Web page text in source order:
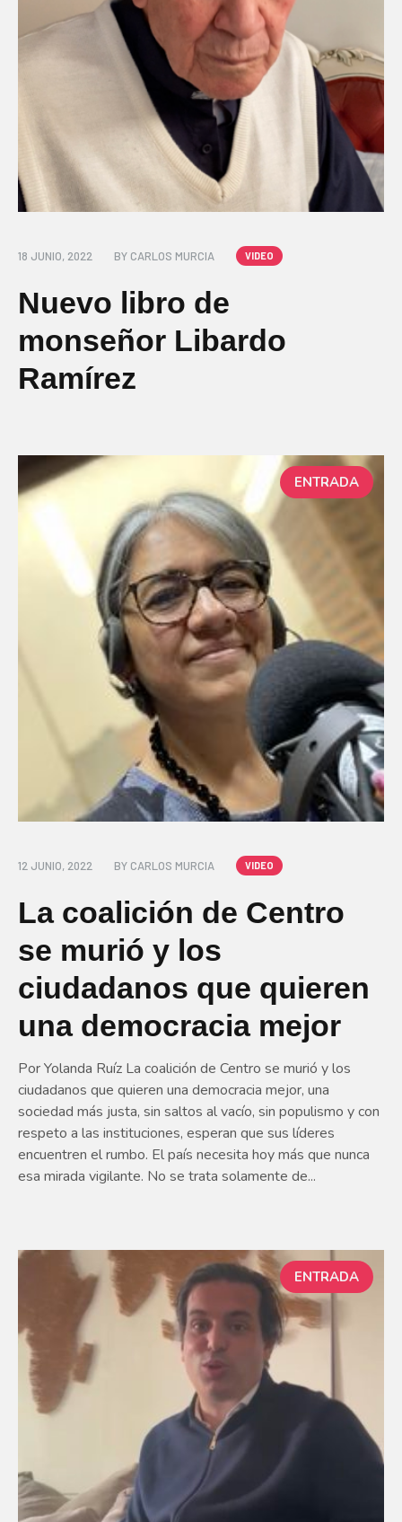
18 JUNIO, 2022 BY CARLOS MURCIA VIDEO
Nuevo libro de
monseñor Libardo
Ramírez
ENTRADA
12 JUNIO, 2022 BY CARLOS MURCIA VIDEO
La coalición de Centro
se murió y los
ciudadanos que quieren
una democracia mejor
Por Yolanda Ruíz La coalición de Centro se murió y los
ciudadanos que quieren una democracia mejor, una
sociedad más justa, sin saltos al vacío, sin populismo y con
respeto a las instituciones, esperan que sus líderes
encuentren el rumbo. El país necesita hoy más que nunca
esa mirada vigilante. No se trata solamente de...
ENTRADA